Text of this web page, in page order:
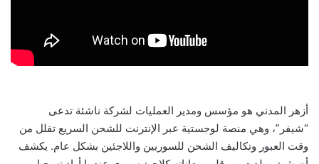
أزهر المدني هو مؤسس ومدير العمليات لشركة ناشئة تدعى
“شيفر”، وهي منصة لوجستية عبر الإنترنت للشحن السريع تقلل من
وقت العبور وتكاليف الشحن للسوريين واللاجئين بشكل عام. يكشف